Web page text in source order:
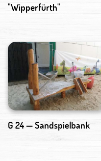
"Wipperfürth"
G 24 — Sandspielbank